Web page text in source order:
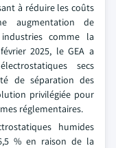
à réduire les coûts
augmentation de
comme la
2025, le GEA a
secs
de séparation des
privilégiée pour
réglementaires.
humides
% en raison de la